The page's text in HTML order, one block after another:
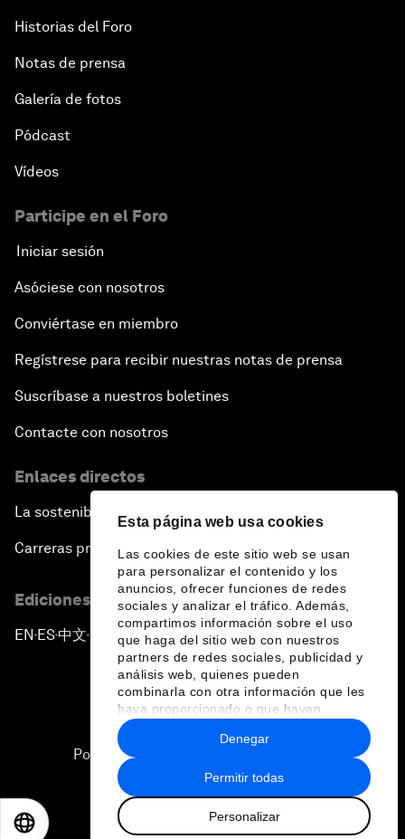
Esta página web usa cookies
Las cookies de este sitio web se usan
para personalizar el contenido y los
anuncios, ofrecer funciones de redes
sociales y analizar el tráfico. Además,
compartimos información sobre el uso
que haga del sitio web con nuestros
partners de redes sociales, publicidad y
análisis web, quienes pueden
combinarla con otra información que les
haya proporcionado o que hayan
recopilado a partir del uso que haya
hecho de sus servicios.
Permitir todas
Personalizar
Denegar
Historias del Foro
Notas de prensa
Galería de fotos
Pódcast
Vídeos
Participe en el Foro
Iniciar sesión
Asóciese con nosotros
Conviértase en miembro
Regístrese para recibir nuestras notas de prensa
Suscríbase a nuestros boletines
Contacte con nosotros
Enlaces directos
La sostenibilidad en el Foro
Carreras profesionales
Ediciones en otros idiomas
EN ▪ES▪中文▪ 日本語
Política de privacidad y normas de uso
Sitemap
2026 Foro Económico Mundial